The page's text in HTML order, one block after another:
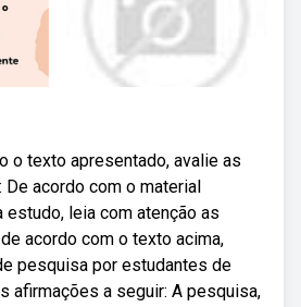
o texto apresentado, avalie as
acordo com o material
leia com atenção as
acordo com o texto acima,
pesquisa por estudantes de
afirmações a seguir: A pesquisa,